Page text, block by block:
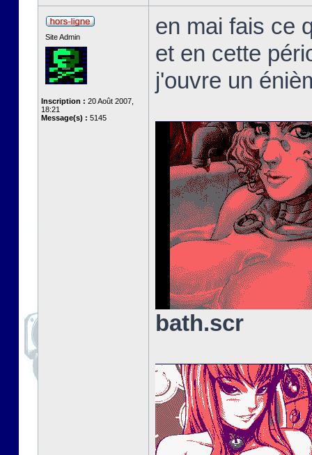
Site Admin
Inscription : 20 Août 2007,
18:21
Message(s) : 5145
en mai fais ce
et en cette
j'ouvre un
bath.scr